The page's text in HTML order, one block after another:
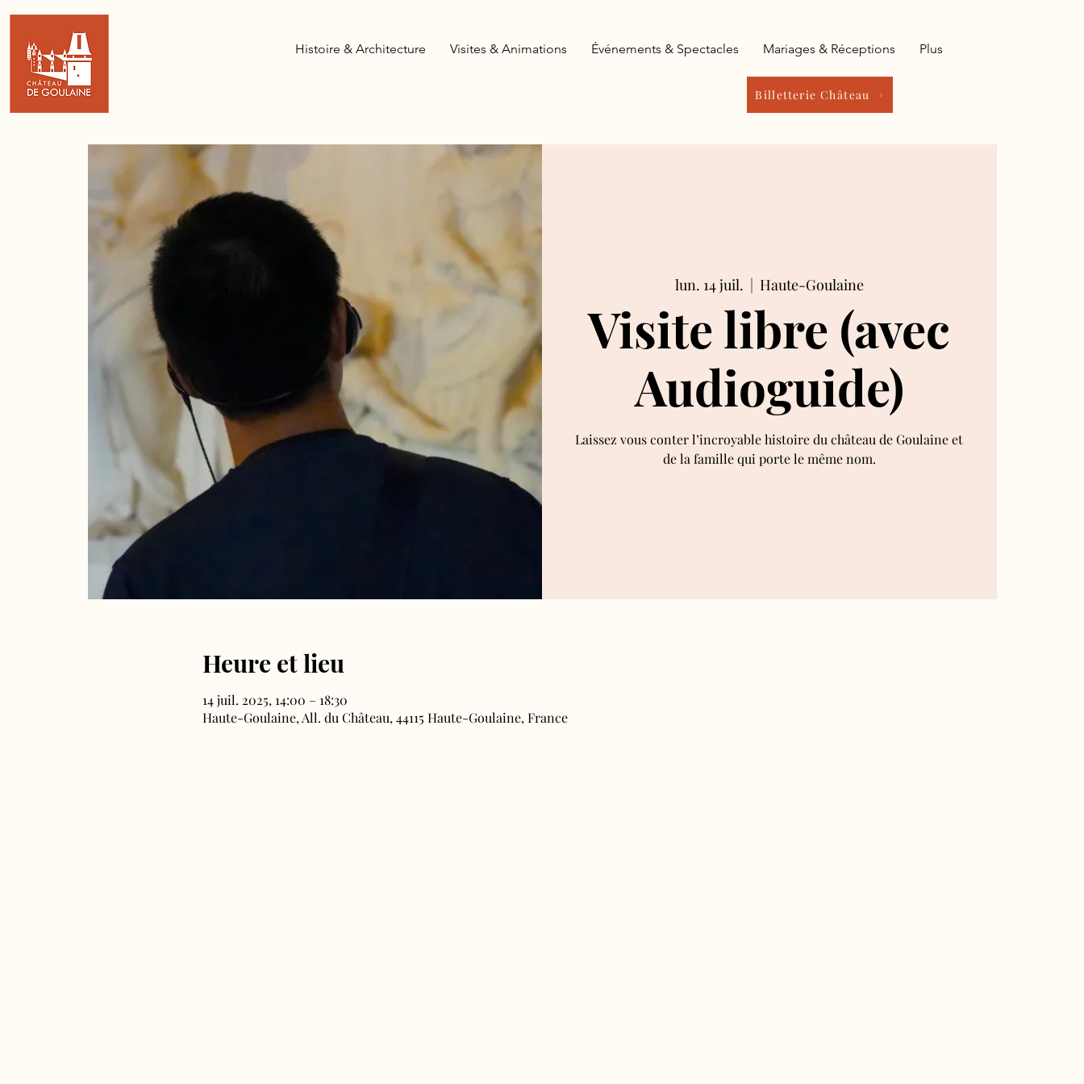
Billetterie Château
Histoire & Architecture Visites & Animations Événements & Spectacles Mariages & Réceptions Plus
lun. 14 juil.
  |
Haute-Goulaine
Visite libre (avec
Audioguide)
Laissez vous conter l’incroyable histoire du château de Goulaine et
de la famille qui porte le même nom.
Heure et lieu
14 juil. 2025, 14:00 – 18:30
Haute-Goulaine, All. du Château, 44115 Haute-Goulaine, France